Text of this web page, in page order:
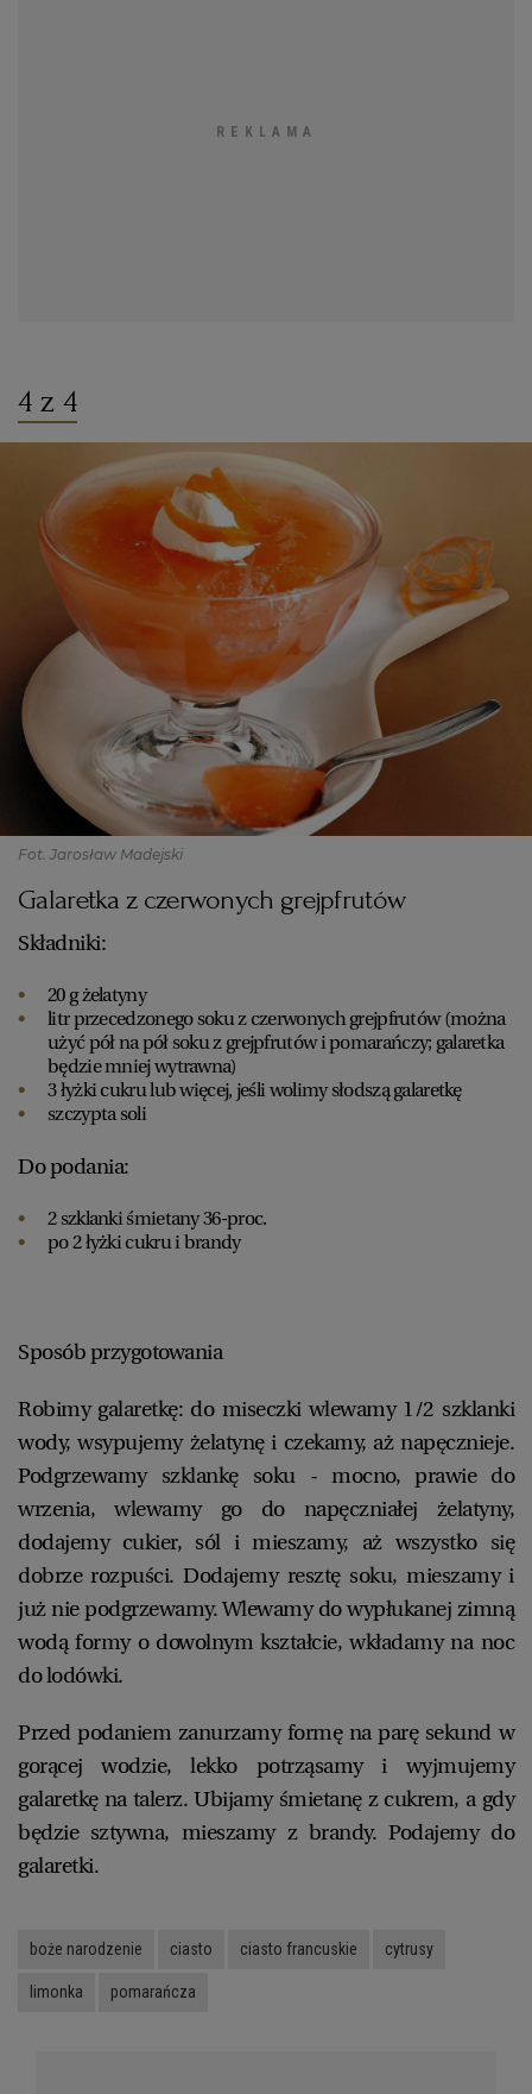
4 z 4
Fot. Jarosław Madejski
Galaretka z czerwonych grejpfrutów
Składniki:
20 g żelatyny
litr przecedzonego soku z czerwonych grejpfrutów (można
użyć pół na pół soku z grejpfrutów i pomarańczy; galaretka
będzie mniej wytrawna)
3 łyżki cukru lub więcej, jeśli wolimy słodszą galaretkę
szczypta soli
Do podania:
2 szklanki śmietany 36-proc.
po 2 łyżki cukru i brandy
Sposób przygotowania
Robimy galaretkę: do miseczki wlewamy 1/2 szklanki
wody, wsypujemy żelatynę i czekamy, aż napęcznieje.
Podgrzewamy szklankę soku - mocno, prawie do
wrzenia, wlewamy go do napęczniałej żelatyny,
dodajemy cukier, sól i mieszamy, aż wszystko się
dobrze rozpuści. Dodajemy resztę soku, mieszamy i
już nie podgrzewamy. Wlewamy do wypłukanej zimną
wodą formy o dowolnym kształcie, wkładamy na noc
do lodówki.
Przed podaniem zanurzamy formę na parę sekund w
gorącej wodzie, lekko potrząsamy i wyjmujemy
galaretkę na talerz. Ubijamy śmietanę z cukrem, a gdy
będzie sztywna, mieszamy z brandy. Podajemy do
galaretki.
boże narodzenie ciasto ciasto francuskie cytrusy
limonka pomarańcza